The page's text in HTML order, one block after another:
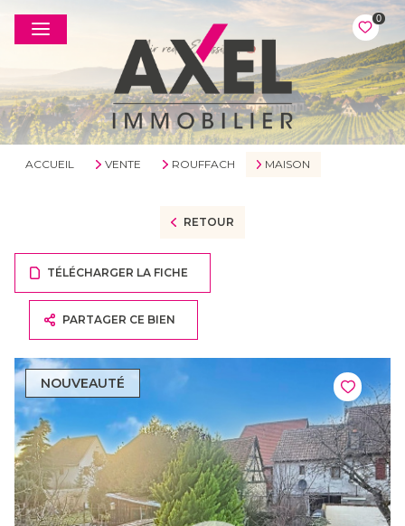
0
ACCUEIL VENTE ROUFFACH MAISON
RETOUR
TÉLÉCHARGER LA FICHE
PARTAGER CE BIEN
NOUVEAUTÉ